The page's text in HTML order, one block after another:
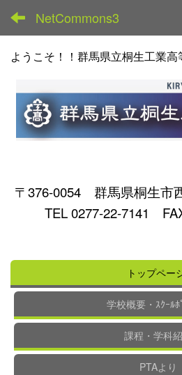
NetCommons3
ようこそ！！群馬県立桐生工業
〒376-0054 群馬県桐生市
TEL 0277-22-7141
トップペー
学校概要・ｽｸｰﾙﾎ
課程・学科
PTAより